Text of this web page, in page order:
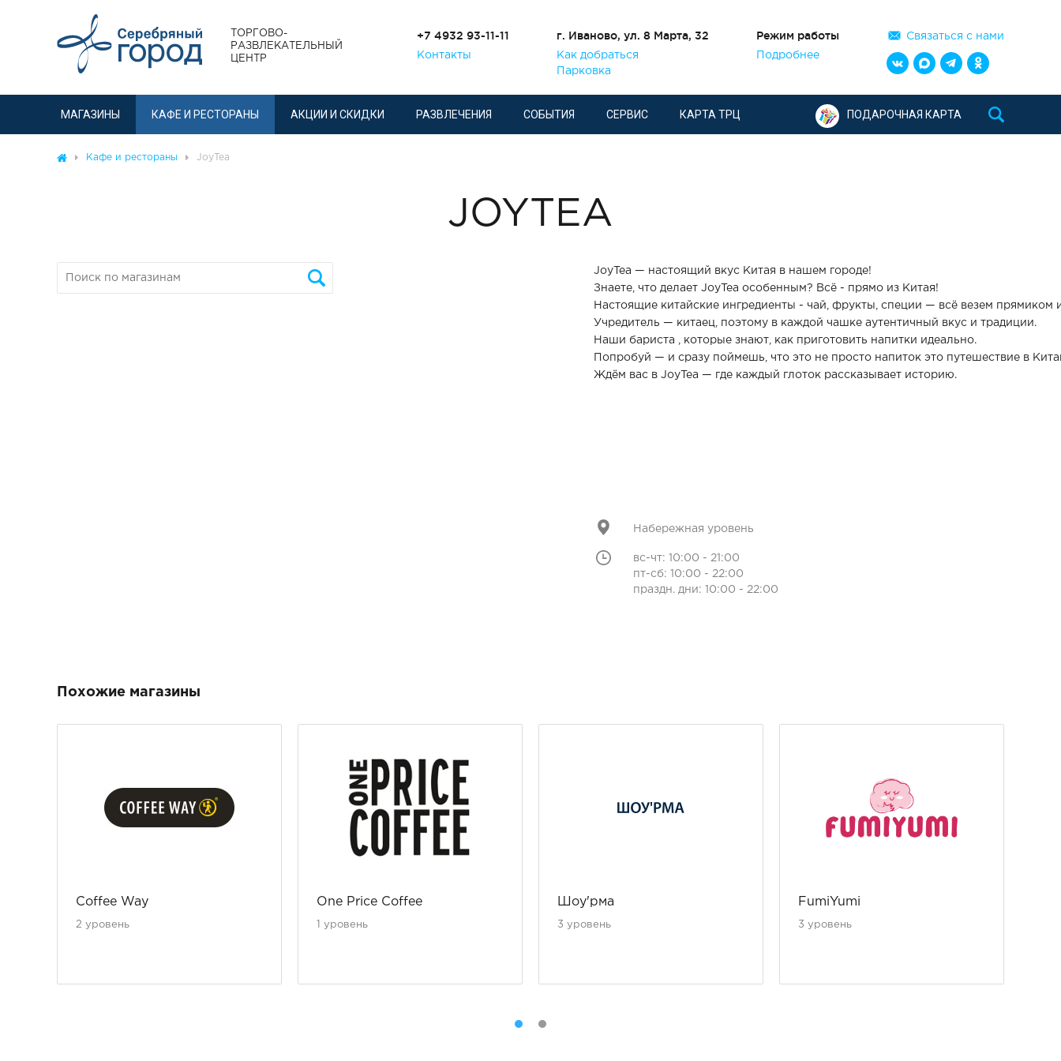
ТОРГОВО-
РАЗВЛЕКАТЕЛЬНЫЙ
ЦЕНТР
+7 4932 93-11-11
Контакты
г. Иваново, ул. 8 Марта, 32
Как добраться
Парковка
Режим работы
Подробнее
Связаться с нами
МАГАЗИНЫ КАФЕ И РЕСТОРАНЫ АКЦИИ И СКИДКИ РАЗВЛЕЧЕНИЯ СОБЫТИЯ СЕРВИС КАРТА ТРЦ ПОДАРОЧНАЯ КАРТА
Кафе и рестораны JoyTea
JOYTEA
JoyTea — настоящий вкус Китая в нашем городе!
Знаете, что делает JoyTea особенным? Всё - прямо из Китая!
Настоящие китайские ингредиенты - чай, фрукты, специи — всё везем прямиком
Учредитель — китаец, поэтому в каждой чашке аутентичный вкус и традиции.
Наши бариста , которые знают, как приготовить напитки идеально.
Попробуй — и сразу поймешь, что это не просто напиток это путешествие в
Ждём вас в JoyTea — где каждый глоток рассказывает историю.
Набережная уровень
вс-чт: 10:00 - 21:00
пт-сб: 10:00 - 22:00
праздн. дни: 10:00 - 22:00
Похожие магазины
Coffee Way
2 уровень
One Price Coffee
1 уровень
Шоу'рма
3 уровень
FumiYumi
3 уровень